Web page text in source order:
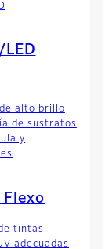
LED
de alto brillo
de sustratos
y
Flexo
tintas
adecuadas